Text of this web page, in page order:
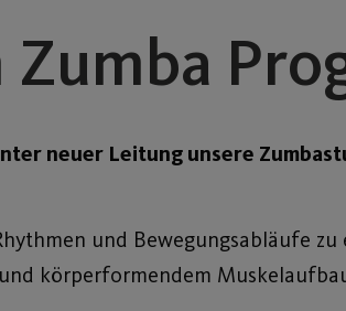
neuer Leitung unsere
und Bewegungsabläufe
körperformendem